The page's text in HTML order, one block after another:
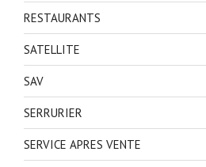
RESTAURANTS
SATELLITE
SAV
SERRURIER
SERVICE APRES VENTE